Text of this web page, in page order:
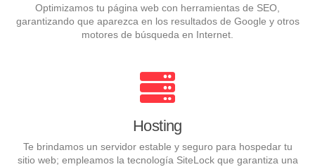
Optimizamos tu página web con herramientas de SEO,
garantizando que aparezca en los resultados de Google y otros
motores de búsqueda en Internet.
Hosting
Te brindamos un servidor estable y seguro para hospedar tu
sitio web; empleamos la tecnología SiteLock que garantiza una